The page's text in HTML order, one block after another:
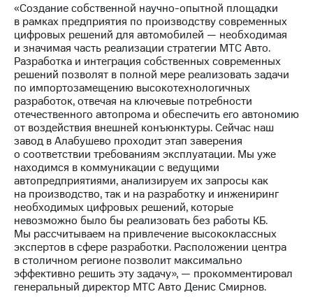
Порядок
выкупа
акций
Дивиденды
Рынок
облигаций
Описание
Еврооблигации-2023
Уведомление
о
погашении
именных
облигаций
Другое
Регистратор
Реквизиты
Контакты
развитие
деловая этика
На главную
«Создание собственной научно-опытной площадки
в рамках предприятия по производству современных
цифровых решений для автомобилей — необходимая
и значимая часть реализации стратегии МТС Авто.
Разработка и интеграция собственных современных
решений позволят в полной мере реализовать задачи
по импортозамещению высокотехнологичных
разработок, отвечая на ключевые потребности
отечественного автопрома и обеспечить его автономию
от воздействия внешней конъюнктуры. Сейчас наш
завод в Алабушево проходит этап заверения
о соответствии требованиям эксплуатации. Мы уже
находимся в коммуникации с ведущими
автопредприятиями, анализируем их запросы как
на производство, так и на разработку и инжениринг
необходимых цифровых решений, которые
невозможно было бы реализовать без работы КБ.
Мы рассчитываем на привлечение высококлассных
экспертов в сфере разработки. Расположении центра
в столичном регионе позволит максимально
эффективно решить эту задачу», — прокомментировал
генеральный директор МТС Авто Денис Смирнов.